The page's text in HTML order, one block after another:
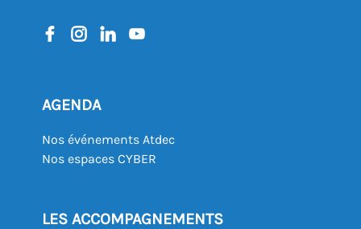
AGENDA
Nos événements Atdec
Nos espaces CYBER
LES ACCOMPAGNEMENTS